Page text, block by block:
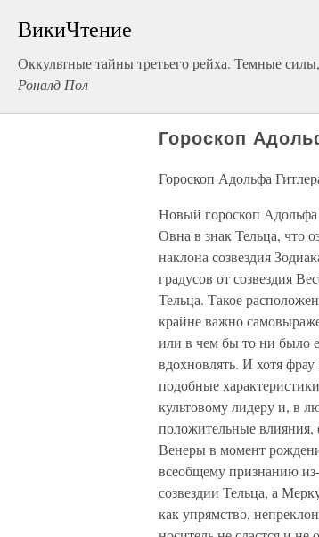
ВикиЧтение
Оккультные тайны третьего рейха. Темные
Роналд Пол
Гороскоп
Гороскоп Адольфа
Новый гороскоп Адольфа
Овна в знак Тельца, что
наклона созвездия
градусов от созвездия
Тельца. Такое
крайне важно
или в чем бы то ни было
вдохновлять. И хотя
подобные
культовому лидеру и, в
положительные влияния,
Венеры в момент
всеобщему признанию
созвездии Тельца, а
как упрямство,